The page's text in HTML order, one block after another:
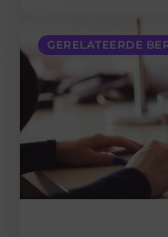
GERELATEERDE